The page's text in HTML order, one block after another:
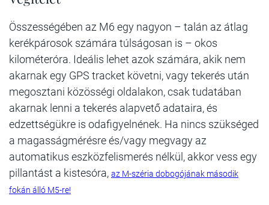
Összességében az M6 egy nagyon – talán az átlag
kerékpárosok számára túlságosan is – okos
kilométeróra. Ideális lehet azok számára, akik nem
akarnak egy GPS tracket követni, vagy tekerés után
megosztani közösségi oldalakon, csak tudatában
akarnak lenni a tekerés alapvető adataira, és
edzettségükre is odafigyelnének. Ha nincs szükséged
a magasságmérésre és/vagy megvagy az
automatikus eszközfelismerés nélkül, akkor vess egy
pillantást a kistesóra, az M-széria dobogójának második
fokán álló M5-re!